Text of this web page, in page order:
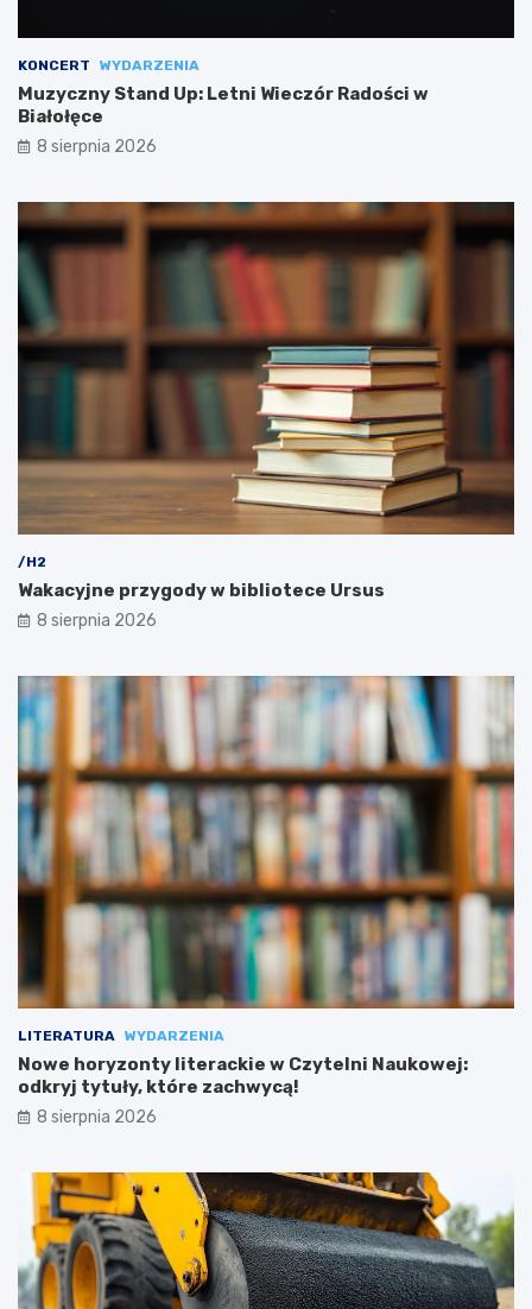
KONCERT WYDARZENIA
Muzyczny Stand Up: Letni Wieczór Radości w
Białołęce
8 sierpnia 2026
/H2
Wakacyjne przygody w bibliotece Ursus
8 sierpnia 2026
LITERATURA WYDARZENIA
Nowe horyzonty literackie w Czytelni Naukowej:
odkryj tytuły, które zachwycą!
8 sierpnia 2026